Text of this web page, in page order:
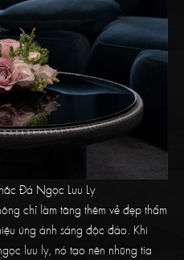
Đá Ngọc Lưu Ly
chỉ làm tăng thêm vẻ đẹp thẩm
ứng ánh sáng độc đáo. Khi
lưu ly, nó tạo nên những tia